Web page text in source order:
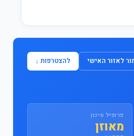
לאזור האישי להצטרפות ↓
פרופיל סיכון
מאוזן